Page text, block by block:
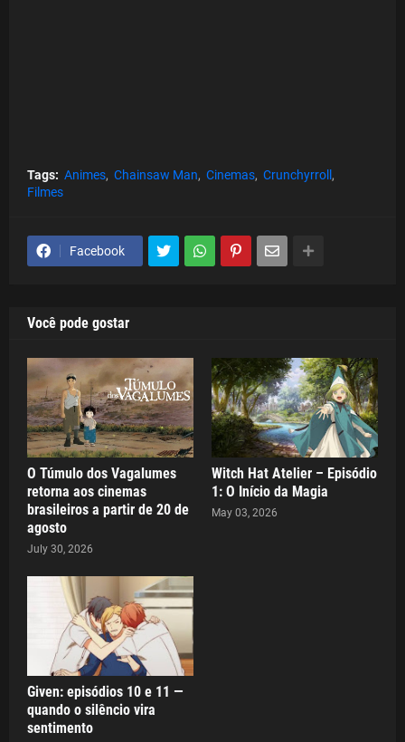
Tags: Animes Chainsaw Man Cinemas Crunchyrroll
Filmes
Facebook
Você pode gostar
O Túmulo dos Vagalumes
retorna aos cinemas
brasileiros a partir de 20 de
agosto
July 30, 2026
Witch Hat Atelier – Episódio
1: O Início da Magia
May 03, 2026
Given: episódios 10 e 11 —
quando o silêncio vira
sentimento